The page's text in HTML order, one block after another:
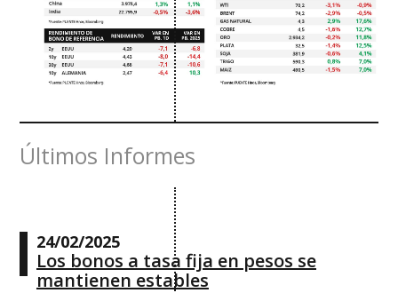
Últimos Informes
24/02/2025
Los bonos a tasa fija en pesos se
mantienen estables